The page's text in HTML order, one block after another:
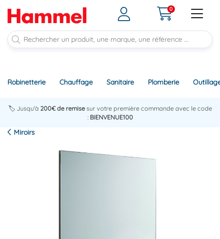
0
Robinetterie Chauffage Sanitaire Plomberie
🏷️ Jusqu'à 200€ de remisesur votre première commande avec le code
: BIENVENUE100
Miroirs